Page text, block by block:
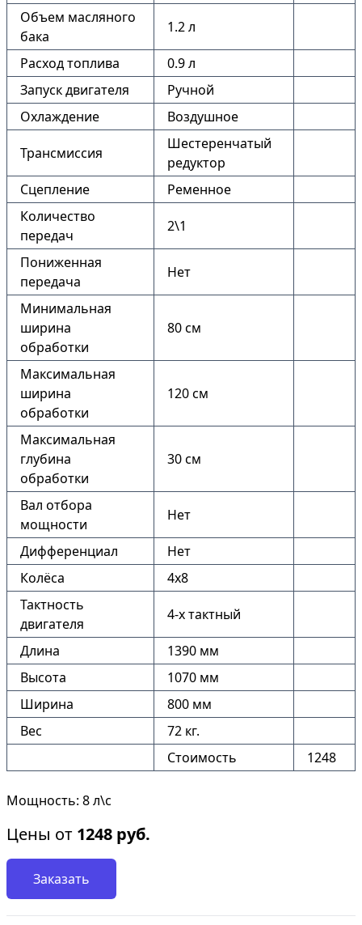
Объем масляного
бака
1.2 л
Расход топлива
0.9 л
Запуск двигателя
Ручной
Охлаждение
Воздушное
Трансмиссия
Шестеренчатый
редуктор
Сцепление
Ременное
Количество
передач
2\1
Пониженная
передача
Нет
Минимальная
ширина
обработки
80 см
Максимальная
ширина
обработки
120 см
Максимальная
глубина
обработки
30 см
Вал отбора
мощности
Нет
Дифференциал
Нет
Колёса
4х8
Тактность
двигателя
4-х тактный
Длина
1390 мм
Высота
1070 мм
Ширина
800 мм
Вес
72 кг.
Стоимость
1248
Мощность: 8 л\с
Цены от 1248 руб.
Заказать